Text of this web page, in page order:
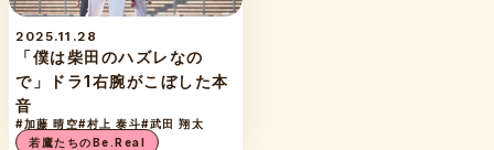
2025.11.28
「僕は柴田のハズレなの
で」ドラ1右腕がこぼした本
音
#加藤 晴空#村上 泰斗#武田 翔太
若鷹たちのBe.Real